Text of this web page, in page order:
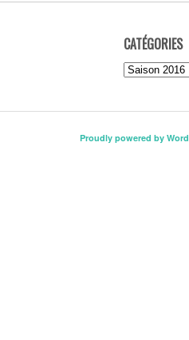
CATÉGORIES
Catégories
Proudly powered by